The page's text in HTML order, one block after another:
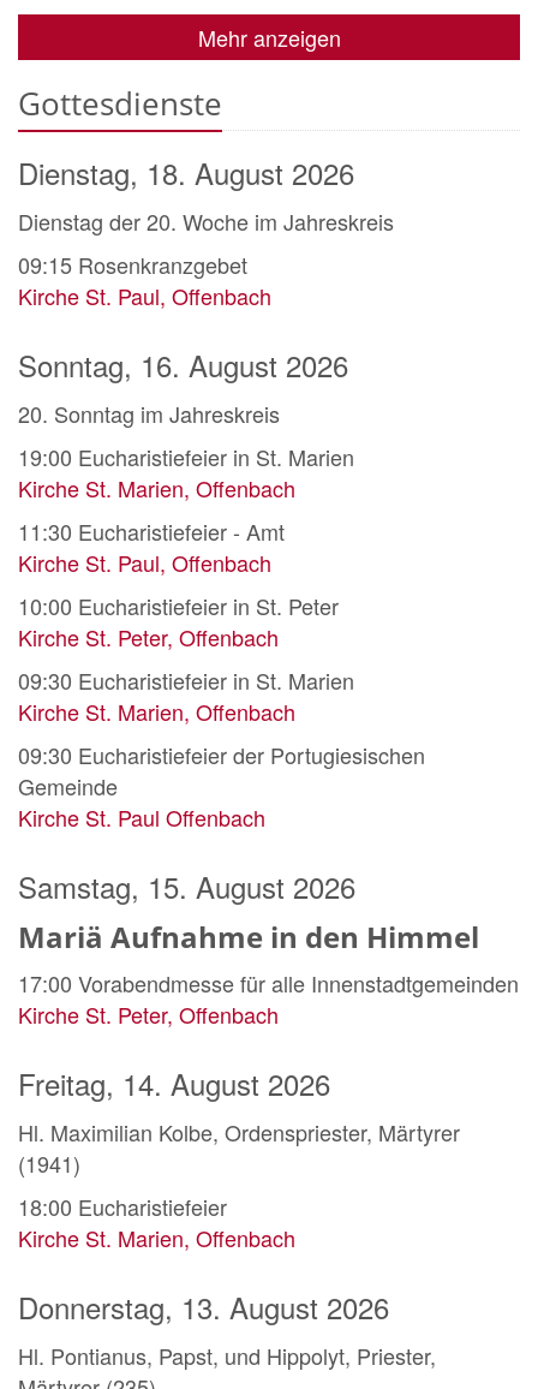
Mehr anzeigen
Gottesdienste
Dienstag, 18. August 2026
Dienstag der 20. Woche im Jahreskreis
09:15 Rosenkranzgebet
Kirche St. Paul, Offenbach
Sonntag, 16. August 2026
20. Sonntag im Jahreskreis
19:00 Eucharistiefeier in St. Marien
Kirche St. Marien, Offenbach
11:30 Eucharistiefeier - Amt
Kirche St. Paul, Offenbach
10:00 Eucharistiefeier in St. Peter
Kirche St. Peter, Offenbach
09:30 Eucharistiefeier in St. Marien
Kirche St. Marien, Offenbach
09:30 Eucharistiefeier der Portugiesischen
Gemeinde
Kirche St. Paul Offenbach
Samstag, 15. August 2026
Mariä Aufnahme in den Himmel
17:00 Vorabendmesse für alle Innenstadtgemeinden
Kirche St. Peter, Offenbach
Freitag, 14. August 2026
Hl. Maximilian Kolbe, Ordenspriester, Märtyrer
(1941)
18:00 Eucharistiefeier
Kirche St. Marien, Offenbach
Donnerstag, 13. August 2026
Hl. Pontianus, Papst, und Hippolyt, Priester,